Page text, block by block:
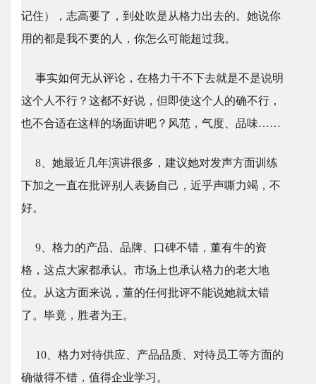
记住），志高要了，到处吹是从格力出去的。她说你
用的都是我不要的人，你怎么可能超过我。
事实如何无从评论，在格力干不下去就是不是说明
这个人不行？这都不好说，但即使这个人的确不行，
也不合适在这样的场面讲吧？风范，气度、品味……
8、她最近几年演讲很多，建议她对发声方面训练
下加之一直在批评别人表扬自己，近乎声嘶力竭，不
好。
9、格力的产品、品牌、口碑不错，董有牛的资
格，这点大家都承认。市场上也承认格力的老大地
位。从这方面来说，董的任何批评不能说她就太错
了。毕竟，胜者为王。
10、格力对待供应、产品品质、对待员工等方面的
确做得不错，值得企业学习。